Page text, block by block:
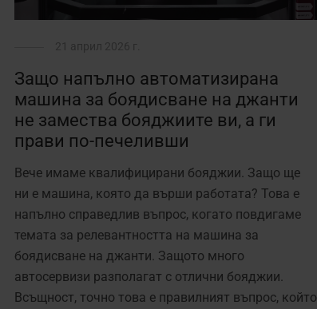
Защо напълно автоматизирана
машина за боядисване на джанти
не замества бояджиите ви, а ги
прави по-печеливши
Вече имаме квалифицирани бояджии. Защо ще
ни е машина, която да върши работата? Това е
напълно справедлив въпрос, когато повдигаме
темата за релевантността на машина за
боядисване на джанти. Защото много
автосервизи разполагат с отлични бояджии.
Всъщност, точно това е правилният въпрос, който